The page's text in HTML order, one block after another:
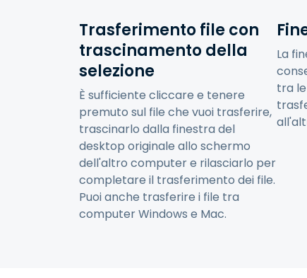
Trasferimento file con
trascinamento della
selezione
È sufficiente cliccare e tenere
premuto sul file che vuoi trasferire,
trascinarlo dalla finestra del
desktop originale allo schermo
dell'altro computer e rilasciarlo per
completare il trasferimento dei file.
Puoi anche trasferire i file tra
computer Windows e Mac.
La
tra